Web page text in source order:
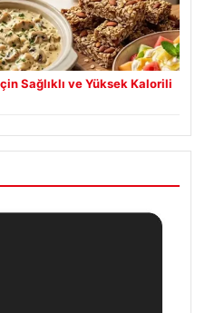
Sağlıklı ve Yüksek Kalorili